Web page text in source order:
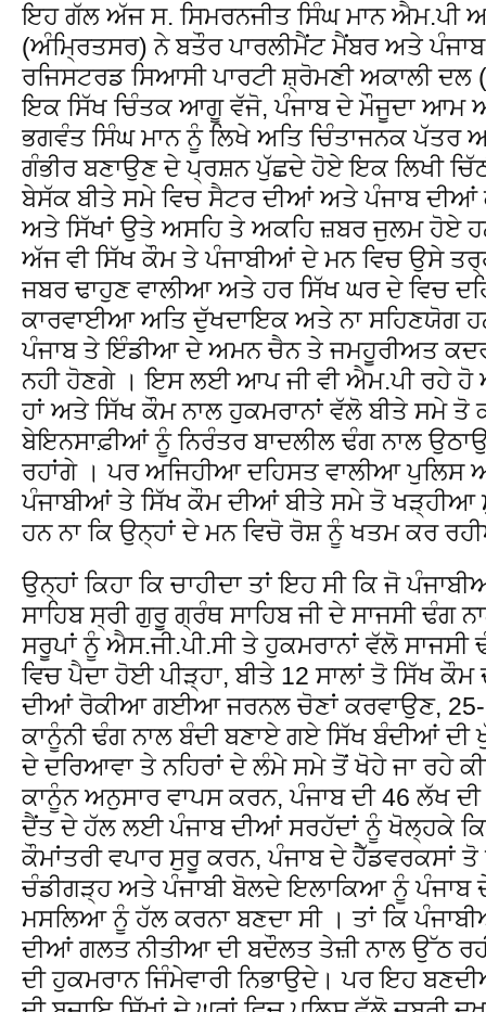
ਇਹ ਗੱਲ ਅੱਜ ਸ. ਸਿਮਰਨਜੀਤ ਸਿੰਘ ਮਾਨ ਐਮ.ਪੀ
(ਅੰਮ੍ਰਿਤਸਰ) ਨੇ ਬਤੌਰ ਪਾਰਲੀਮੈਂਟ ਮੈਂਬਰ ਅਤੇ
ਰਜਿਸਟਰਡ ਸਿਆਸੀ ਪਾਰਟੀ ਸ਼੍ਰੋਮਣੀ ਅਕਾਲੀ
ਇਕ ਸਿੱਖ ਚਿੰਤਕ ਆਗੂ ਵੱਜੋ, ਪੰਜਾਬ ਦੇ ਮੌਜੂਦਾ ਆਮ
ਭਗਵੰਤ ਸਿੰਘ ਮਾਨ ਨੂੰ ਲਿਖੇ ਅਤਿ ਚਿੰਤਾਜਨਕ ਪੱਤਰ
ਗੰਭੀਰ ਬਣਾਉਣ ਦੇ ਪ੍ਰਸ਼ਨ ਪੁੱਛਦੇ ਹੋਏ ਇਕ ਲਿਖੀ
ਬੇਸੱਕ ਬੀਤੇ ਸਮੇ ਵਿਚ ਸੈਟਰ ਦੀਆਂ ਅਤੇ ਪੰਜਾਬ ਦੀਆਂ
ਅਤੇ ਸਿੱਖਾਂ ਉਤੇ ਅਸਹਿ ਤੇ ਅਕਹਿ ਜ਼ਬਰ ਜੁਲਮ ਹੋਏ ਹਨ
ਅੱਜ ਵੀ ਸਿੱਖ ਕੌਮ ਤੇ ਪੰਜਾਬੀਆਂ ਦੇ ਮਨ ਵਿਚ ਉਸੇ
ਜਬਰ ਢਾਹੁਣ ਵਾਲੀਆ ਅਤੇ ਹਰ ਸਿੱਖ ਘਰ ਦੇ ਵਿਚ
ਕਾਰਵਾਈਆ ਅਤਿ ਦੁੱਖਦਾਇਕ ਅਤੇ ਨਾ ਸਹਿਣਯੋਗ
ਪੰਜਾਬ ਤੇ ਇੰਡੀਆ ਦੇ ਅਮਨ ਚੈਨ ਤੇ ਜਮਹੂਰੀਅਤ
ਨਹੀ ਹੋਣਗੇ । ਇਸ ਲਈ ਆਪ ਜੀ ਵੀ ਐਮ.ਪੀ ਰਹੇ ਹੋ
ਹਾਂ ਅਤੇ ਸਿੱਖ ਕੌਮ ਨਾਲ ਹੁਕਮਰਾਨਾਂ ਵੱਲੋ ਬੀਤੇ ਸਮੇ
ਬੇਇਨਸਾਫ਼ੀਆਂ ਨੂੰ ਨਿਰੰਤਰ ਬਾਦਲੀਲ ਢੰਗ ਨਾਲ
ਰਹਾਂਗੇ । ਪਰ ਅਜਿਹੀਆ ਦਹਿਸਤ ਵਾਲੀਆ ਪੁਲਿਸ
ਪੰਜਾਬੀਆਂ ਤੇ ਸਿੱਖ ਕੌਮ ਦੀਆਂ ਬੀਤੇ ਸਮੇ ਤੋ ਖੜ੍ਹੀਆ
ਹਨ ਨਾ ਕਿ ਉਨ੍ਹਾਂ ਦੇ ਮਨ ਵਿਚੋ ਰੋਸ਼ ਨੂੰ ਖਤਮ ਕਰ
ਉਨ੍ਹਾਂ ਕਿਹਾ ਕਿ ਚਾਹੀਦਾ ਤਾਂ ਇਹ ਸੀ ਕਿ ਜੋ
ਸਾਹਿਬ ਸ੍ਰੀ ਗੁਰੂ ਗ੍ਰੰਥ ਸਾਹਿਬ ਜੀ ਦੇ ਸਾਜਸੀ ਢੰਗ
ਸਰੂਪਾਂ ਨੂੰ ਐਸ.ਜੀ.ਪੀ.ਸੀ ਤੇ ਹੁਕਮਰਾਨਾਂ ਵੱਲੋ
ਵਿਚ ਪੈਦਾ ਹੋਈ ਪੀੜ੍ਹਾ, ਬੀਤੇ 12 ਸਾਲਾਂ ਤੋ ਸਿੱਖ ਕੌਮ
ਦੀਆਂ ਰੋਕੀਆ ਗਈਆ ਜਰਨਲ ਚੋਣਾਂ ਕਰਵਾਉਣ, 25-
ਕਾਨੂੰਨੀ ਢੰਗ ਨਾਲ ਬੰਦੀ ਬਣਾਏ ਗਏ ਸਿੱਖ ਬੰਦੀਆਂ ਦੀ
ਦੇ ਦਰਿਆਵਾ ਤੇ ਨਹਿਰਾਂ ਦੇ ਲੰਮੇ ਸਮੇ ਤੋਂ ਖੋਹੇ ਜਾ ਰਹੇ
ਕਾਨੂੰਨ ਅਨੁਸਾਰ ਵਾਪਸ ਕਰਨ, ਪੰਜਾਬ ਦੀ 46 ਲੱਖ
ਦੈਂਤ ਦੇ ਹੱਲ ਲਈ ਪੰਜਾਬ ਦੀਆਂ ਸਰਹੱਦਾਂ ਨੂੰ ਖੋਲ੍ਹਕੇ
ਕੌਮਾਂਤਰੀ ਵਪਾਰ ਸੁਰੂ ਕਰਨ, ਪੰਜਾਬ ਦੇ ਹੈੱਡਵਰਕਸਾਂ ਤੋ
ਚੰਡੀਗੜ੍ਹ ਅਤੇ ਪੰਜਾਬੀ ਬੋਲਦੇ ਇਲਾਕਿਆ ਨੂੰ ਪੰਜਾਬ
ਮਸਲਿਆ ਨੂੰ ਹੱਲ ਕਰਨਾ ਬਣਦਾ ਸੀ । ਤਾਂ ਕਿ
ਦੀਆਂ ਗਲਤ ਨੀਤੀਆ ਦੀ ਬਦੌਲਤ ਤੇਜ਼ੀ ਨਾਲ ਉੱਠ
ਦੀ ਹੁਕਮਰਾਨ ਜਿੰਮੇਵਾਰੀ ਨਿਭਾਉਦੇ। ਪਰ ਇਹ